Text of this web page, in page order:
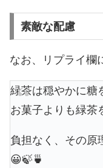
素敵な配慮
なお、リプライ欄
緑茶は穏やかに糖
お菓子よりも緑茶
負担なく、その原
😀🍃🍵